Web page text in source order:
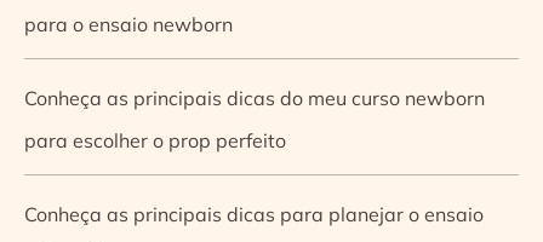
para o ensaio newborn
Conheça as principais dicas do meu curso newborn
para escolher o prop perfeito
Conheça as principais dicas para planejar o ensaio